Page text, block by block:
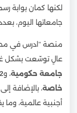
جامعاتها اليوم، بعدد
منصة "ادرس في
عالٍ توسّعت بشكل
جامعة حكومية، و32
خاصة